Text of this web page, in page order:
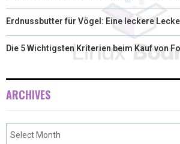
Erdnussbutter für Vögel: Eine leckere
Die 5 Wichtigsten Kriterien beim Kauf von
ARCHIVES